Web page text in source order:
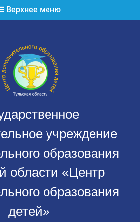
Верхнее меню
учреждение
образования
области «Центр
образования
детей»